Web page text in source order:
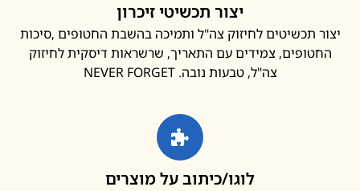
יצור תכשיטי זיכרון
תכשיטים לחיזוק צה"ל ותמיכה בהשבת החטופים ,סיכות
צמידים עם התאריך, שרשראות דיסקית לחיזוק
צה"ל, טבעות נובה. NEVER FORGET
לוגו/כיתוב על מוצרים